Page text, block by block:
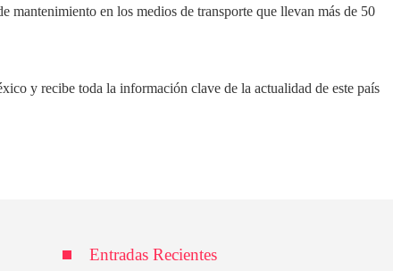
mantenimiento en los medios de transporte que llevan más de 50
y recibe toda la información clave de la actualidad de este país
Entradas Recientes